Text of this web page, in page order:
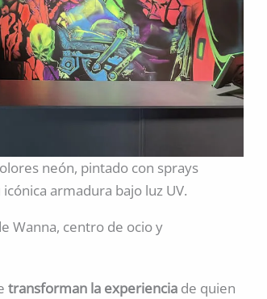
neón, pintado con sprays
armadura bajo luz UV.
Wanna, centro de ocio y
transforman la experiencia de quien